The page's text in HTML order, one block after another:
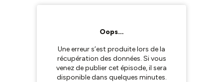
Oops…
Une erreur s’est produite lors de la
récupération des données. Si vous
venez de publier cet épisode, il sera
disponible dans quelques minutes.